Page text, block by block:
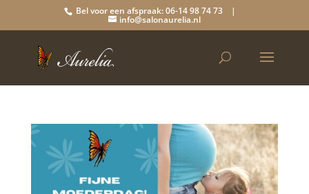
Bel voor een afspraak: 06-14 98 74 73 |
info@salonaurelia.nl